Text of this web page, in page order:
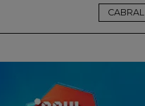
CABRAL